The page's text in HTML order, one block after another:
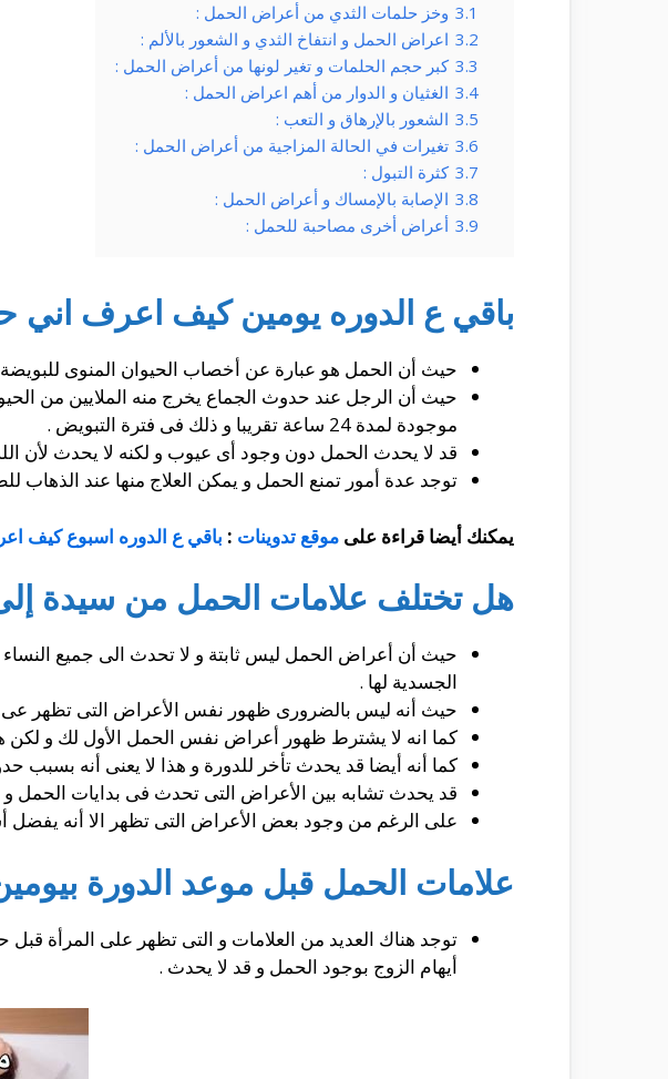
3.1 وخز حلمات الثدي من أعراض الحمل :
3.2 اعراض الحمل و انتفاخ الثدي و الشعور بالألم :
3.3 كبر حجم الحلمات و تغير لونها من أعراض الحمل :
3.4 الغثيان و الدوار من أهم اعراض الحمل :
3.5 الشعور بالإرهاق و التعب :
3.6 تغيرات في الحالة المزاجية من أعراض الحمل :
3.7 كثرة التبول :
3.8 الإصابة بالإمساك و أعراض الحمل :
3.9 أعراض أخرى مصاحبة للحمل :
باقي ع الدوره يومين كيف اعرف اني
حيث أن الحمل هو عبارة عن أخصاب الحيوان المنوى للبويضة
حيث أن الرجل عند حدوث الجماع يخرج منه الملايين من
موجودة لمدة 24 ساعة تقريبا و ذلك فى فترة التبويض .
قد لا يحدث الحمل دون وجود أى عيوب و لكنه لا يحدث لأن
توجد عدة أمور تمنع الحمل و يمكن العلاج منها عند الذهاب
يمكنك أيضا قراءة على موقع تدوينات : باقي ع الدوره اسبوع كيف
هل تختلف علامات الحمل من سيدة
حيث أن أعراض الحمل ليس ثابتة و لا تحدث الى جميع
الجسدية لها .
حيث أنه ليس بالضرورى ظهور نفس الأعراض التى تظهر
كما انه لا يشترط ظهور أعراض نفس الحمل الأول لك و لكن
كما أنه أيضا قد يحدث تأخر للدورة و هذا لا يعنى أنه
قد يحدث تشابه بين الأعراض التى تحدث فى بدايات الحمل و
على الرغم من وجود بعض الأعراض التى تظهر الا أنه
علامات الحمل قبل موعد الدورة
توجد هناك العديد من العلامات و التى تظهر على المرأة
أيهام الزوج بوجود الحمل و قد لا يحدث .